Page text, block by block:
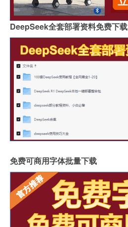
DeepSeek全套部署资料免费下载
免费可商用字体批量下载